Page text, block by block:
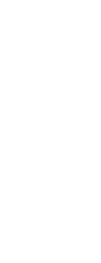
はありません。
品に未対応品が